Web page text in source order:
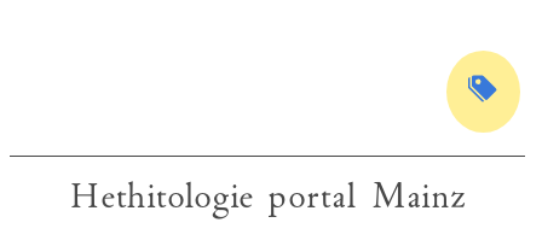
Hethitologie portal Mainz